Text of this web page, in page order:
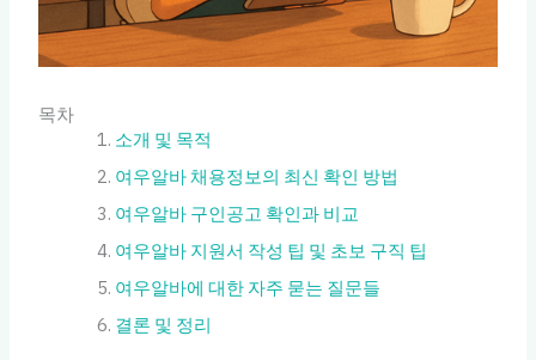
목차
소개 및 목적
여우알바 채용정보의 최신 확인 방법
여우알바 구인공고 확인과 비교
여우알바 지원서 작성 팁 및 초보 구직 팁
여우알바에 대한 자주 묻는 질문들
결론 및 정리